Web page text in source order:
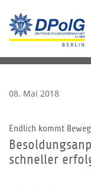
08. Mai 2018
Endlich kommt
schneller